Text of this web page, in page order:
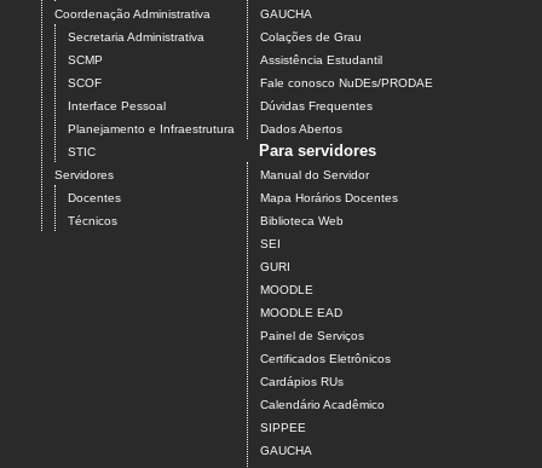
Coordenação Administrativa
Secretaria Administrativa
SCMP
SCOF
Interface Pessoal
Planejamento e Infraestrutura
STIC
Servidores
Docentes
Técnicos
GAUCHA
Colações de Grau
Assistência Estudantil
Fale conosco NuDEs/PRODAE
Dúvidas Frequentes
Dados Abertos
Para servidores
Manual do Servidor
Mapa Horários Docentes
Biblioteca Web
SEI
GURI
MOODLE
MOODLE EAD
Painel de Serviços
Certificados Eletrônicos
Cardápios RUs
Calendário Acadêmico
SIPPEE
GAUCHA